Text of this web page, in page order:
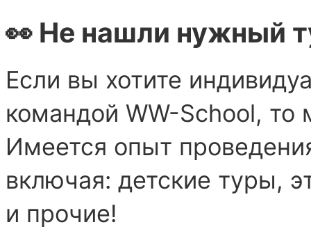
👀 Не нашли нужный
Если вы хотите
командой WW-School, то
Имеется опыт
включая: детские туры,
и прочие!